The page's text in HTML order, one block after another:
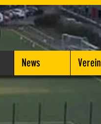
News Verein